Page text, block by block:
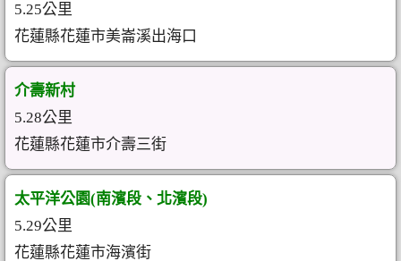
5.25公里
花蓮縣花蓮市美崙溪出海口
介壽新村
5.28公里
花蓮縣花蓮市介壽三街
太平洋公園(南濱段、北濱段)
5.29公里
花蓮縣花蓮市海濱街